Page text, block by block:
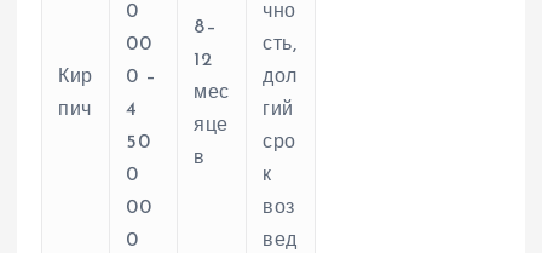
Кир
пич
0
00
0 –
4
50
0
00
0
8–
12
мес
яце
в
чно
сть,
дол
гий
сро
к
воз
вед